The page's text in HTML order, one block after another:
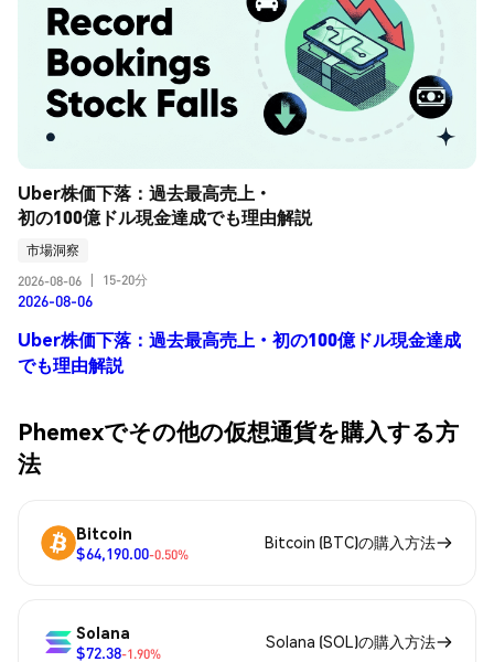
Uber株価下落：過去最高売上・
初の100億ドル現金達成でも理由解説
市場洞察
2026-08-06
15-20分
2026-08-06
Uber株価下落：過去最高売上・初の100億ドル現金達成
でも理由解説
Phemexでその他の仮想通貨を購入する方
法
Bitcoin
$64,190.00-0.50%
Bitcoin (BTC)の購入方法
Solana
$72.38-1.90%
Solana (SOL)の購入方法